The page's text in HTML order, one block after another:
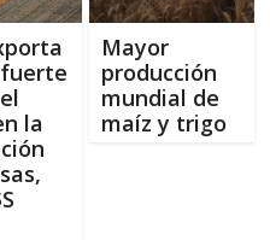
la
Mayor
producción
mundial de
maíz y trigo